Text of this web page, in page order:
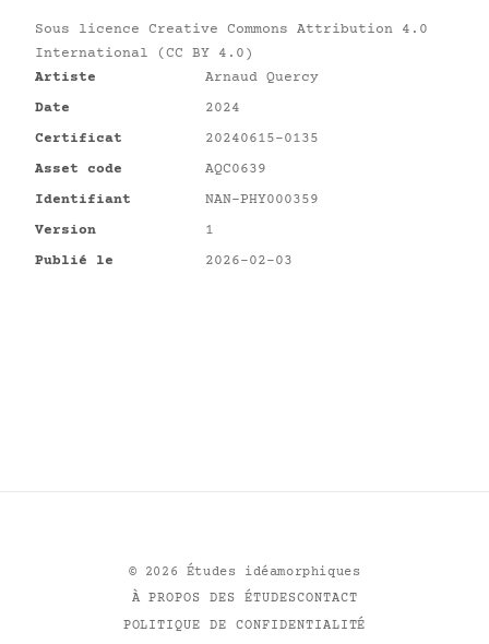
Sous licence Creative Commons Attribution 4.0
International (CC BY 4.0)
Artiste
Arnaud Quercy
Date
2024
Certificat
20240615-0135
Asset code
AQC0639
Identifiant
NAN-PHY000359
Version
1
Publié le
2026-02-03
© 2026 Études idéamorphiques
À PROPOS DES ÉTUDESCONTACT
POLITIQUE DE CONFIDENTIALITÉ